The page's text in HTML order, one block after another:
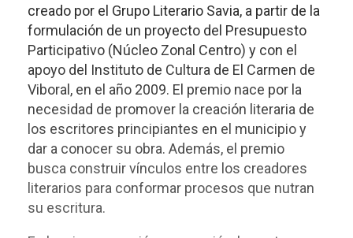
creado por el Grupo Literario Savia, a partir de la
formulación de un proyecto del Presupuesto
Participativo (Núcleo Zonal Centro) y con el
apoyo del Instituto de Cultura de El Carmen de
Viboral, en el año 2009. El premio nace por la
necesidad de promover la creación literaria de
los escritores principiantes en el municipio y
dar a conocer su obra. Además, el premio
busca construir vínculos entre los creadores
literarios para conformar procesos que nutran
su escritura.